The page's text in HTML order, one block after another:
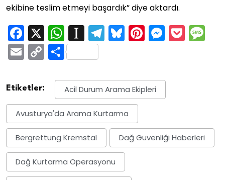
ekibine teslim etmeyi başardık” diye aktardı.
Facebook
X WhatsApp
Instapaper
Telegram
Bluesky
Pinterest
EmailCopy
Link
Share
Etiketler: Acil Durum Arama Ekipleri
Avusturya'da Arama Kurtarma
Bergrettung Kremstal Dağ Güvenliği Haberleri
Dağ Kurtarma Operasyonu